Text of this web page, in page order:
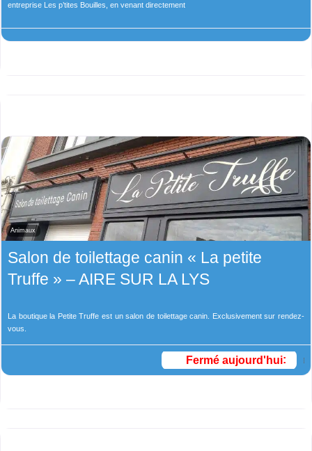
entreprise Les p’tites Bouilles, en venant directement
Animaux
Salon de toilettage canin « La petite
Truffe » – AIRE SUR LA LYS
La boutique la Petite Truffe est un salon de toilettage canin. Exclusivement sur rendez-
vous.
Fermé aujourd'hui: